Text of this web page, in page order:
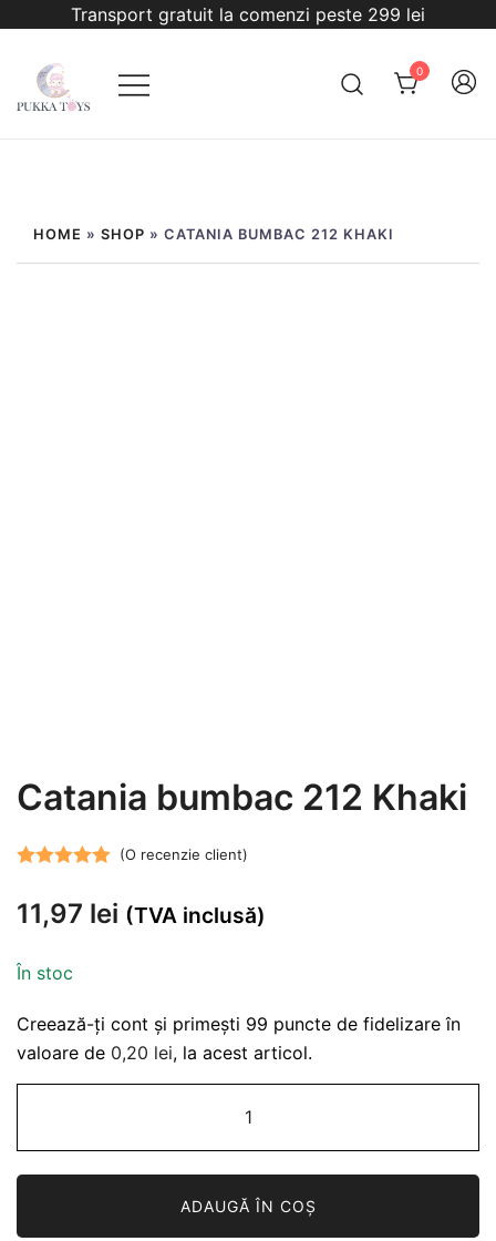
conținut
Transport gratuit la comenzi peste 299 lei
0
HOME » SHOP » CATANIA BUMBAC 212 KHAKI
Catania bumbac 212 Khaki
5.00
din 5 pe
singure
(O recenzie client)
11,97 lei (TVA inclusă)
În stoc
Creează-ți cont și primești 99 puncte de fidelizare în
valoare de 0,20 lei, la acest articol.
Catania
bumbac
Khaki
ADAUGĂ ÎN COȘ